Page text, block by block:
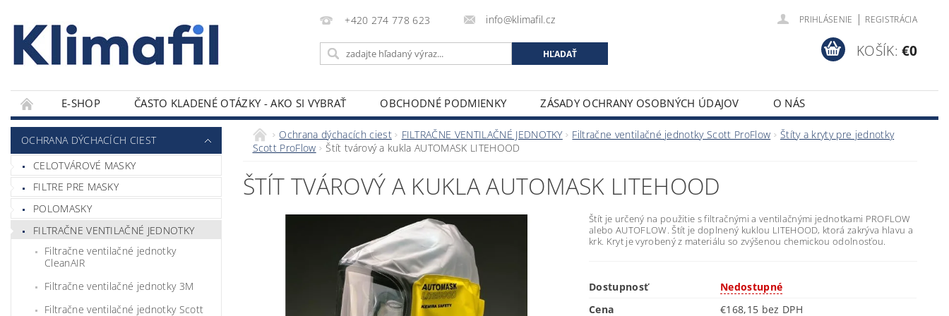
+420 274 778 623 info@klimafil.cz PRIHLÁSENIE | REGISTRÁCIA
KOŠÍK: €0
E-SHOP ČASTO KLADENÉ OTÁZKY - AKO SI VYBRAŤ OBCHODNÉ PODMIENKY ZÁSADY OCHRANY OSOBNÝCH ÚDAJOV
O NÁS
KONTAKTY
OCHRANA DÝCHACÍCH CIEST
CELOTVÁROVÉ MASKY
FILTRE PRE MASKY
POLOMASKY
FILTRAČNE VENTILAČNÉ JEDNOTKY
Filtračne ventilačné jednotky
CleanAIR
Filtračne ventilačné jednotky 3M
Filtračne ventilačné jednotky Scott
Ochrana dýchacích ciest FILTRAČNE VENTILAČNÉ JEDNOTKY Filtračne ventilačné jednotky Scott ProFlow
Štíty a kryty pre jednotky
Scott ProFlow
Štít tvárový a kukla AUTOMASK LITEHOOD
ŠTÍT TVÁROVÝ A KUKLA AUTOMASK LITEHOOD
Štít je určený na použitie s filtračnými a ventilačnými jednotkami PROFLOW
alebo AUTOFLOW. Štít je doplnený kuklou LITEHOOD, ktorá zakrýva hlavu a
krk. Kryt je vyrobený z materiálu so zvýšenou chemickou odolnosťou.
Dostupnosť
Nedostupné
Cena
€168,15 bez DPH